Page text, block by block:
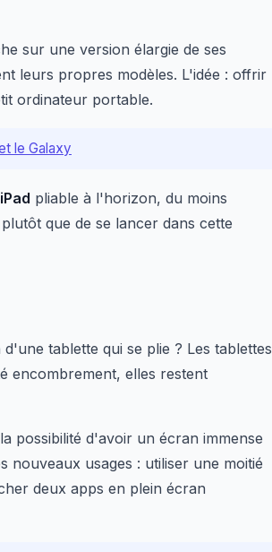
sur une version élargie de ses
leurs propres modèles. L'idée : offrir
ordinateur portable.
le Galaxy
iPad pliable à l'horizon, du moins
que de se lancer dans cette
tablette qui se plie ? Les tablettes
encombrement, elles restent
possibilité d'avoir un écran immense
nouveaux usages : utiliser une moitié
deux apps en plein écran